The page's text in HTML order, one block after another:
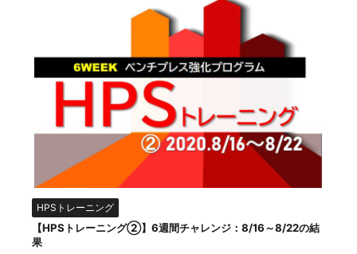
HPSトレーニング
【HPSトレーニング②】6週間チャレンジ：8/16～8/22の結
果